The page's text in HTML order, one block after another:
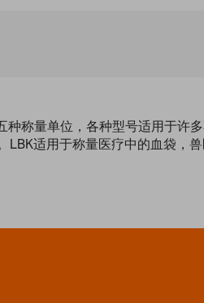
称量单位，各种型号适用于许多
适用于称量医疗中的血袋，